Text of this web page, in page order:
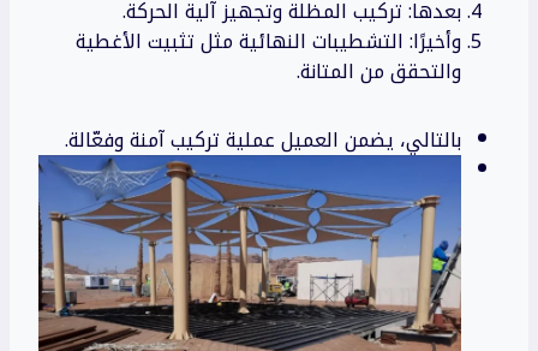
بعدها: تركيب المظلة وتجهيز آلية الحركة.
وأخيرًا: التشطيبات النهائية مثل تثبيت الأغطية
والتحقق من المتانة.
بالتالي، يضمن العميل عملية تركيب آمنة وفعّالة.